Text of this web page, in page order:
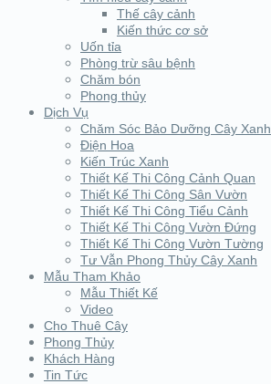
Thế cây cảnh
Kiến thức cơ sở
Uốn tỉa
Phòng trừ sâu bệnh
Chăm bón
Phong thủy
Dịch Vụ
Chăm Sóc Bảo Dưỡng Cây Xanh
Điện Hoa
Kiến Trúc Xanh
Thiết Kế Thi Công Cảnh Quan
Thiết Kế Thi Công Sân Vườn
Thiết Kế Thi Công Tiểu Cảnh
Thiết Kế Thi Công Vườn Đứng
Thiết Kế Thi Công Vườn Tường
Tư Vẫn Phong Thủy Cây Xanh
Mẫu Tham Khảo
Mẫu Thiết Kế
Video
Cho Thuê Cây
Phong Thủy
Khách Hàng
Tin Tức